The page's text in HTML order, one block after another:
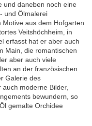
und daneben noch eine
und Ölmalerei
aus dem Hofgarten
Veitshöchheim, in
erfasst hat er aber auch
Main, die romantischen
aber auch viele
an der französischen
Galerie des
moderne Bilder,
bewundern, so
gemalte Orchidee